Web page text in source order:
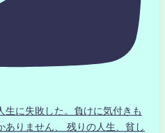
生に失敗した。負けに気付きも
ありません、 残りの人生、貧し